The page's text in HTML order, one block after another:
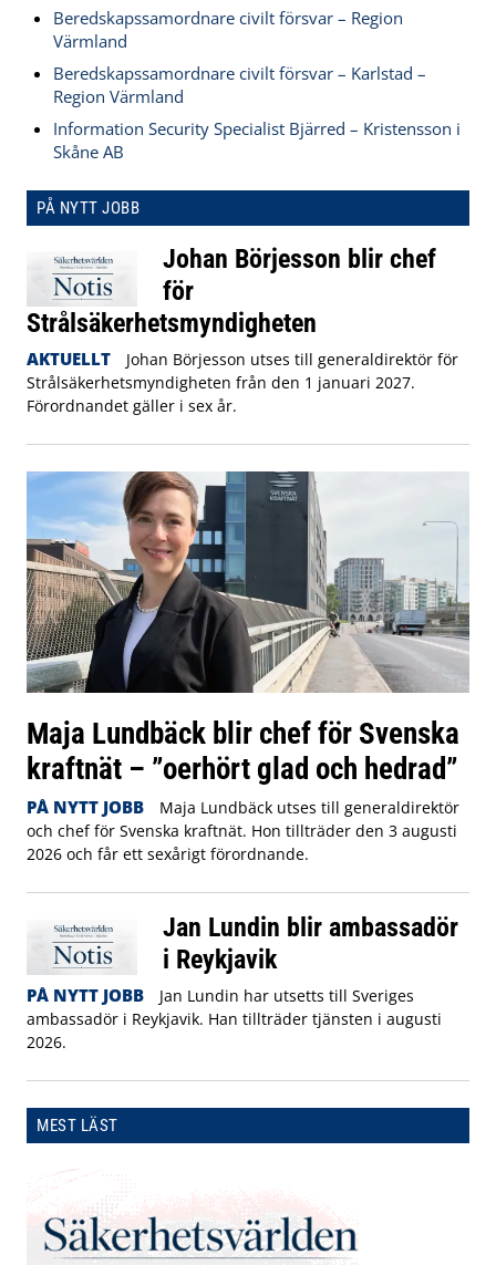
Beredskapssamordnare civilt försvar – Region
Värmland
Beredskapssamordnare civilt försvar – Karlstad –
Region Värmland
Information Security Specialist Bjärred – Kristensson i
Skåne AB
PÅ NYTT JOBB
Johan Börjesson blir chef
för
Strålsäkerhetsmyndigheten
AKTUELLT
Johan Börjesson utses till generaldirektör för
Strålsäkerhetsmyndigheten från den 1 januari 2027.
Förordnandet gäller i sex år.
Maja Lundbäck blir chef för Svenska
kraftnät – ”oerhört glad och hedrad”
PÅ NYTT JOBB
Maja Lundbäck utses till generaldirektör
och chef för Svenska kraftnät. Hon tillträder den 3 augusti
2026 och får ett sexårigt förordnande.
Jan Lundin blir ambassadör
i Reykjavik
PÅ NYTT JOBB
Jan Lundin har utsetts till Sveriges
ambassadör i Reykjavik. Han tillträder tjänsten i augusti
2026.
MEST LÄST